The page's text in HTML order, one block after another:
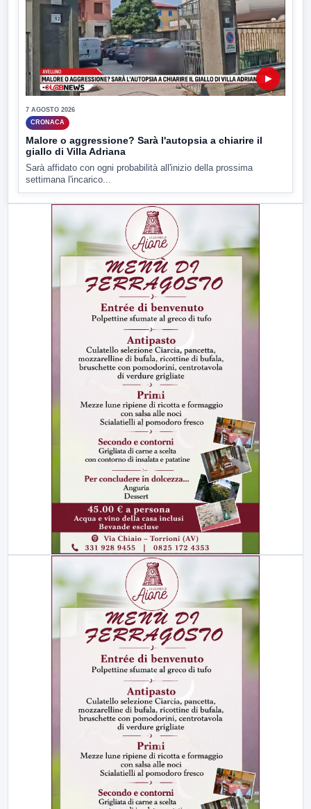
▶
7 AGOSTO 2026
CRONACA
Malore o aggressione? Sarà l'autopsia a chiarire il
giallo di Villa Adriana
Sarà affidato con ogni probabilità all'inizio della prossima
settimana l'incarico...